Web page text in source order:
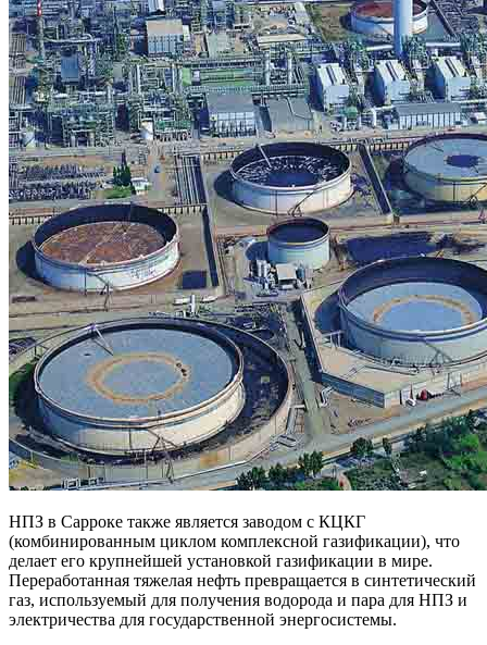
НПЗ в Сарроке также является заводом с КЦКГ
(комбинированным циклом комплексной газификации), что
делает его крупнейшей установкой газификации в мире.
Переработанная тяжелая нефть превращается в синтетический
газ, используемый для получения водорода и пара для НПЗ и
электричества для государственной энергосистемы.